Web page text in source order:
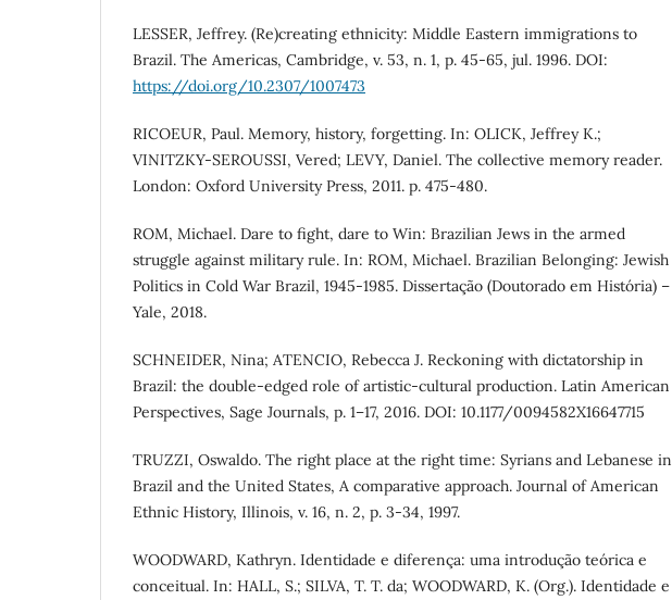
LESSER, Jeffrey. (Re)creating ethnicity: Middle Eastern immigrations to
Brazil. The Americas, Cambridge, v. 53, n. 1, p. 45-65, jul. 1996. DOI:
https://doi.org/10.2307/1007473
RICOEUR, Paul. Memory, history, forgetting. In: OLICK, Jeffrey K.;
VINITZKY-SEROUSSI, Vered; LEVY, Daniel. The collective memory reader.
London: Oxford University Press, 2011. p. 475-480.
ROM, Michael. Dare to fight, dare to Win: Brazilian Jews in the armed
struggle against military rule. In: ROM, Michael. Brazilian Belonging: Jewish
Politics in Cold War Brazil, 1945-1985. Dissertação (Doutorado em História) –
Yale, 2018.
SCHNEIDER, Nina; ATENCIO, Rebecca J. Reckoning with dictatorship in
Brazil: the double-edged role of artistic-cultural production. Latin American
Perspectives, Sage Journals, p. 1–17, 2016. DOI: 10.1177/0094582X16647715
TRUZZI, Oswaldo. The right place at the right time: Syrians and Lebanese in
Brazil and the United States, A comparative approach. Journal of American
Ethnic History, Illinois, v. 16, n. 2, p. 3-34, 1997.
WOODWARD, Kathryn. Identidade e diferença: uma introdução teórica e
conceitual. In: HALL, S.; SILVA, T. T. da; WOODWARD, K. (Org.). Identidade e